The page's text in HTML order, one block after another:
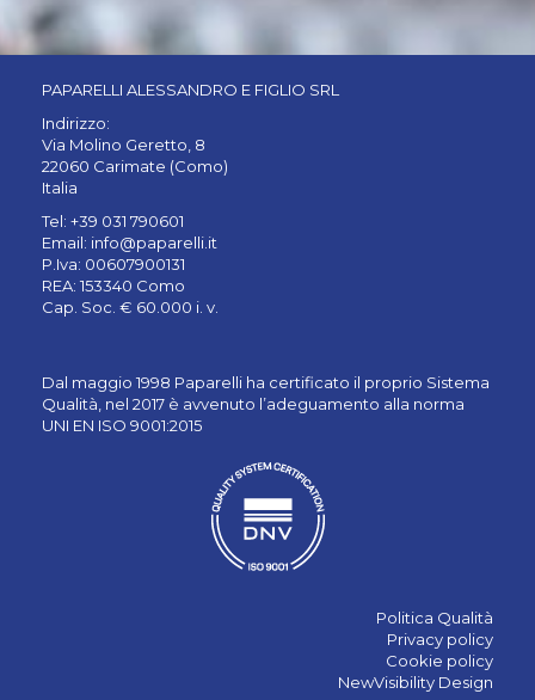
PAPARELLI ALESSANDRO E FIGLIO SRL
Indirizzo:
Via Molino Geretto, 8
22060 Carimate (Como)
Italia
Tel: +39 031 790601
Email: info@paparelli.it
P.Iva: 00607900131
REA: 153340 Como
Cap. Soc. € 60.000 i. v.
Dal maggio 1998 Paparelli ha certificato il proprio Sistema
Qualità, nel 2017 è avvenuto l’adeguamento alla norma
UNI EN ISO 9001:2015
Politica Qualità
Privacy policy
Cookie policy
NewVisibility Design